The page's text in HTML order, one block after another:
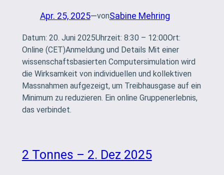
Apr. 25, 2025—vonSabine Mehring
Datum: 20. Juni 2025Uhrzeit: 8:30 – 12:00Ort:
Online (CET)Anmeldung und Details Mit einer
wissenschaftsbasierten Computersimulation wird
die Wirksamkeit von individuellen und kollektiven
Massnahmen aufgezeigt, um Treibhausgase auf ein
Minimum zu reduzieren. Ein online Gruppenerlebnis,
das verbindet.
2 Tonnes – 2. Dez 2025